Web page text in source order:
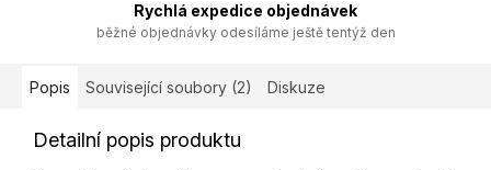
Rychlá expedice objednávek
běžné objednávky odesíláme ještě tentýž den
Popis Související soubory (2) Diskuze
Detailní popis produktu